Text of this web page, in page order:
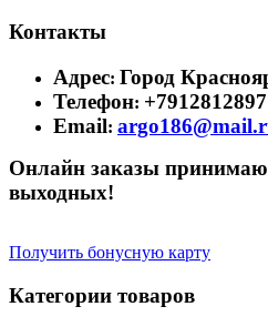
Контакты
Адрес: Город
Телефон:
Email:
Онлайн заказы
выходных!
Получить бонусную карту
Категории товаров